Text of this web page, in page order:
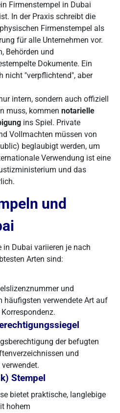
Firmenstempel in Dubai
In der Praxis schreibt die
Firmenstempel als
für alle Unternehmen vor.
Behörden und
Dokumente. Ein
nicht "verpflichtend", aber
intern, sondern auch offiziell
muss, kommen notarielle
ins Spiel. Private
Vollmachten müssen von
beglaubigt werden, um
Verwendung ist eine
und das
und
in Dubai variieren je nach
Arten sind:
und
häufigsten verwendete Art auf
der befugten
und
Stempel
bietet praktische, langlebige
hohem